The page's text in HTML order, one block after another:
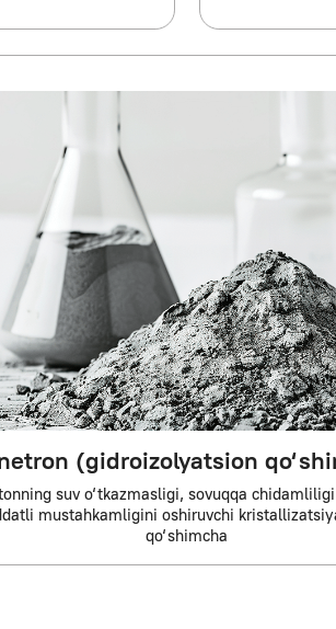
qo‘shimcha)
sovuqqa chidamliligi va uzoq
oshiruvchi kristallizatsiyalanuvchi
qo‘shimcha